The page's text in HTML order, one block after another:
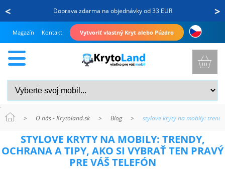
< >
Doprava zdarma na objednávky od 33 EUR
Magazín Kontakt Vytvoriť vlastný Kryt alebo Púzdro
STYLOVE KRYTY NA MOBILY: TRENDY,
OCHRANA A TIPY, AKO SI VYBRAŤ TEN PRAVÝ
PRE VÁŠ TELEFÓN
> O nás - Krytoland.sk > Blog > stylove kryty na mobily: